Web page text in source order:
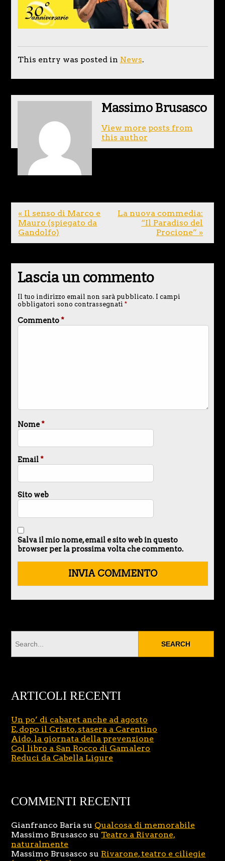
This entry was posted in News.
Massimo Brusasco
View more posts from
this author
« Il senso di Marco e
Mauro (spiegato da
Gandolfo)
La nuova commedia:
“Il Paradiso del
Procione” »
Lascia un commento
Il tuo indirizzo email non sarà pubblicato. I campi
obbligatori sono contrassegnati *
Commento*
Nome*
Email*
Sito web
Salva il mio nome, email e sito web in questo
browser per la prossima volta che commento.
ARTICOLI RECENTI
Un po’ di cabaret anche ad agosto
E, dopo il Cristo, stasera a Carentino
Aido, la giornata della prevenzione
Col libro a San Rocco di Gamalero
Reduci da Cabella Ligure
COMMENTI RECENTI
Gianfranco Baria su Qualcosa di memorabile
Massimo Brusasco su Teatro a Rivarone,
naturalmente
Massimo Brusasco su Rivarone, teatro e ciliegie